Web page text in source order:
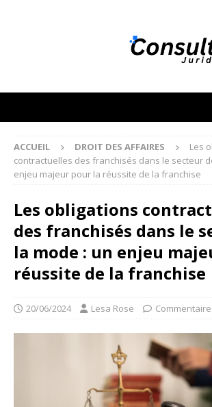
ACCUEIL DROIT DES AFFAIRES
Les
contractuelles des franchisés dans le secteur
enjeu majeur pour la réussite de la franchise
Les obligations
des franchisés dans le
la mode : un enjeu
réussite de la franchise
20/06/2024 Lesa Rose